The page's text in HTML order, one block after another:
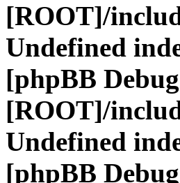
[ROOT]/
Undefined
[phpBB
[ROOT]/
Undefined
[phpBB